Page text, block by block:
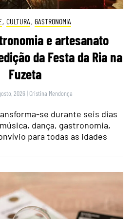
, CULTURA , GASTRONOMIA
e artesanato
da Festa da Ria na
Fuzeta
2026 | Cristina Mendonça
se durante seis dias
dança, gastronomia,
para todas as idades